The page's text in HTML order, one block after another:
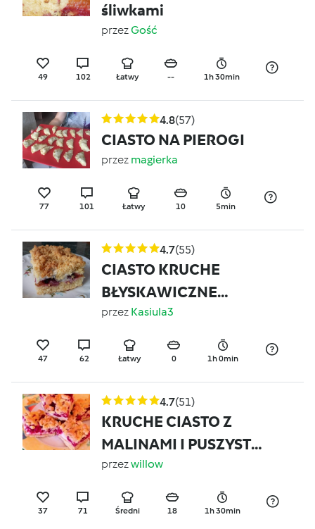
śliwkami
przezGość
49 102 Łatwy -- 1h 30min
4.8(57)
CIASTO NA PIEROGI
przez magierka
77 101 Łatwy 10 5min
4.7(55)
CIASTO KRUCHE
BŁYSKAWICZNE
/SZARLOTKA
przez Kasiula3
47 62 Łatwy 0 1h 0min
4.7(51)
KRUCHE CIASTO Z
MALINAMI I PUSZYSTĄ
PIANKĄ
przezwillow
37 71 Średni 18 1h 30min